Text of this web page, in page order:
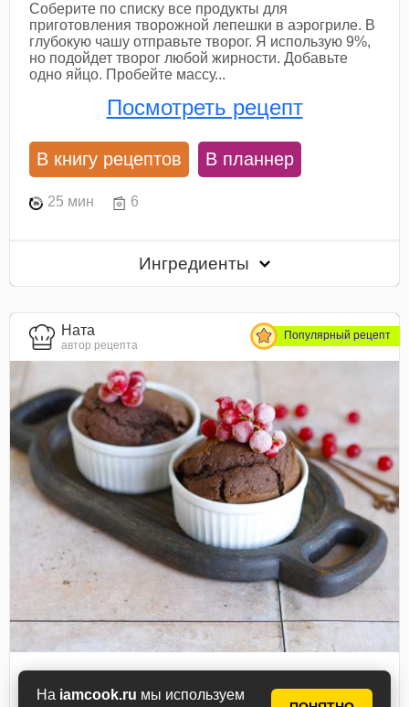
На iamcook.ru мы используем
Соберите по списку все продукты для
приготовления творожной лепешки в аэрогриле. В
глубокую чашу отправьте творог. Я использую 9%,
но подойдет творог любой жирности. Добавьте
одно яйцо. Пробейте массу...
Посмотреть рецепт
В книгу рецептов В планнер
25 мин 6
Ингредиенты
Ната
автор рецепта
Популярный рецепт
Пудинг в аэрогриле